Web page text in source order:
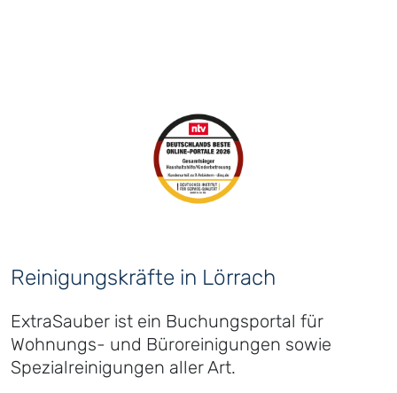
Reinigungskräfte in Lörrach
ExtraSauber ist ein Buchungsportal für
Wohnungs- und Büroreinigungen sowie
Spezialreinigungen aller Art.